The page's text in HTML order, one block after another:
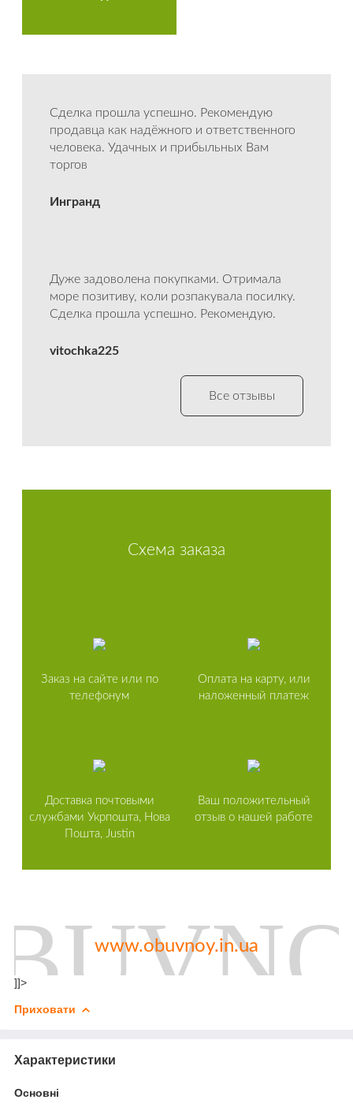
Сделка прошла успешно. Рекомендую
продавца как надёжного и ответственного
человека. Удачных и прибыльных Вам
торгов
Ингранд
Дуже задоволена покупками. Отримала
море позитиву, коли розпакувала посилку.
Сделка прошла успешно. Рекомендую.
vitochka225
Все отзывы
Схема заказа
Заказ на сайте или по
телефонум
Оплата на карту, или
наложенный платеж
Доставка почтовыми
службами Укрпошта, Нова
Пошта, Justin
Ваш положительный
отзыв о нашей работе
www.obuvnoy.in.ua
]]>
Приховати
Характеристики
Основні